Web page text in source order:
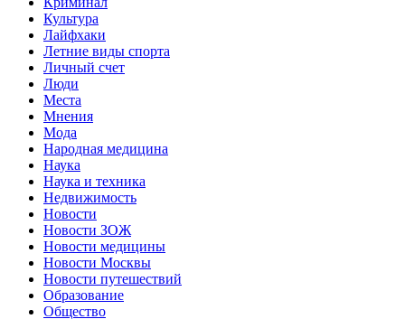
Культура
Лайфхаки
Летние виды спорта
Личный счет
Люди
Места
Мнения
Мода
Народная медицина
Наука
Наука и техника
Недвижимость
Новости
Новости ЗОЖ
Новости медицины
Новости Москвы
Новости путешествий
Образование
Общество